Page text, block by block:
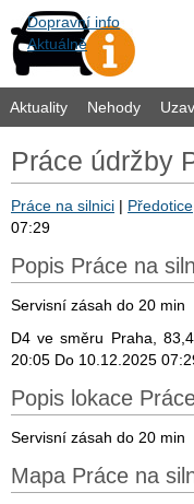
Dopravní info
Aktuálně
Aktuality Nehody
Práce údržby
Práce na silnici | Předotice
07:29
Popis Práce na
Servisní zásah do 20 min
D4 ve směru Praha,
20:05 Do 10.12.2025
Popis lokace
Servisní zásah do 20 min
Mapa Práce na